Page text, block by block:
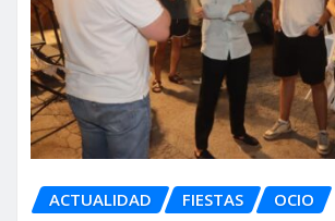
ACTUALIDAD FIESTAS OCIO